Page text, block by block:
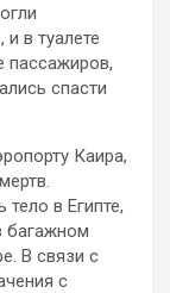
в туалете
пассажиров,
спасти
Каира,
в Египте,
багажном
В связи с
с